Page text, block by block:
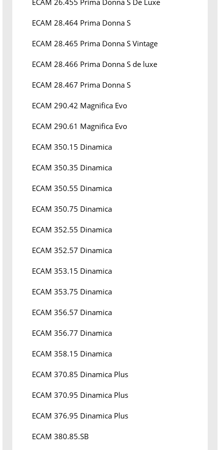
ECAM 26.455 Prima Donna S De Luxe
ECAM 28.464 Prima Donna S
ECAM 28.465 Prima Donna S Vintage
ECAM 28.466 Prima Donna S de luxe
ECAM 28.467 Prima Donna S
ECAM 290.42 Magnifica Evo
ECAM 290.61 Magnifica Evo
ECAM 350.15 Dinamica
ECAM 350.35 Dinamica
ECAM 350.55 Dinamica
ECAM 350.75 Dinamica
ECAM 352.55 Dinamica
ECAM 352.57 Dinamica
ECAM 353.15 Dinamica
ECAM 353.75 Dinamica
ECAM 356.57 Dinamica
ECAM 356.77 Dinamica
ECAM 358.15 Dinamica
ECAM 370.85 Dinamica Plus
ECAM 370.95 Dinamica Plus
ECAM 376.95 Dinamica Plus
ECAM 380.85.SB